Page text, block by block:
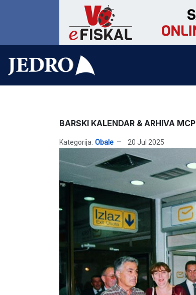
BARSKI KALENDAR & ARHIVA MCP
Kategorija: Obale 20 Jul 2025